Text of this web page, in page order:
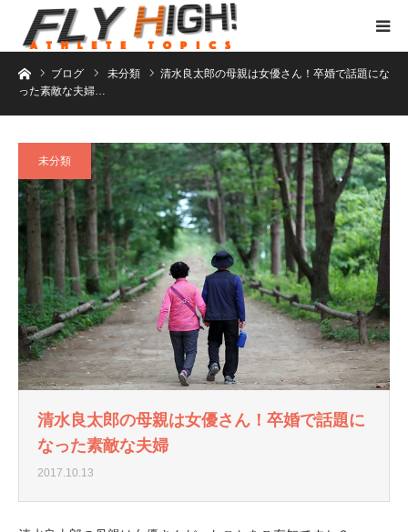
ホームブログ 未分類
清水良太郎の母親は女優さん！卒婚で話題にな
った素敵な夫婦…
未分類
清水良太郎の母親は女優さん！卒婚で話題に
なった素敵な夫婦
2017.10.13